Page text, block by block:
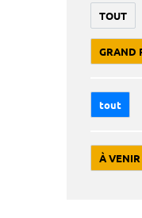
TOUT
GRAND
tout
À VENIR